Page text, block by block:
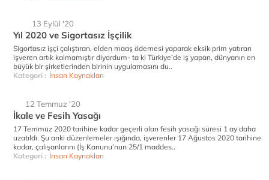
13 Eylül '20
Yıl 2020 ve Sigortasız İşçilik
Sigortasız işçi çalıştıran, elden maaş ödemesi yaparak eksik prim yatıran
işveren artık kalmamıştır diyordum- ta ki Türkiye’de iş yapan, dünyanın en
büyük bir şirketlerinden birinin uygulamasını du..
Kategori : İnsan Kaynakları
12 Temmuz '20
İkale ve Fesih Yasağı
17 Temmuz 2020 tarihine kadar geçerli olan fesih yasağı süresi 1 ay daha
uzatıldı. Şu anki düzenlemeler ışığında, işverenler 17 Ağustos 2020 tarihine
kadar, çalışanlarını (İş Kanunu’nun 25/1 maddes..
Kategori : İnsan Kaynakları